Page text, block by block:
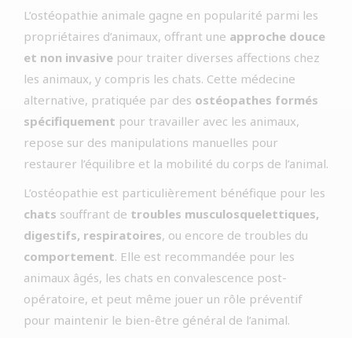
L’ostéopathie animale gagne en popularité parmi les
propriétaires d’animaux, offrant une approche douce
et non invasive pour traiter diverses affections chez
les animaux, y compris les chats. Cette médecine
alternative, pratiquée par des ostéopathes formés
spécifiquement pour travailler avec les animaux,
repose sur des manipulations manuelles pour
restaurer l’équilibre et la mobilité du corps de l’animal.
L’ostéopathie est particulièrement bénéfique pour les
chats souffrant de troubles musculosquelettiques,
digestifs, respiratoires, ou encore de troubles du
comportement. Elle est recommandée pour les
animaux âgés, les chats en convalescence post-
opératoire, et peut même jouer un rôle préventif
pour maintenir le bien-être général de l’animal.